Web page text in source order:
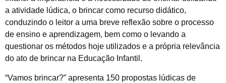
a atividade lúdica, o brincar como recurso didático,
conduzindo o leitor a uma breve reflexão sobre o processo
de ensino e aprendizagem, bem como o levando a
questionar os métodos hoje utilizados e a própria relevância
do ato de brincar na Educação Infantil.
“Vamos brincar?” apresenta 150 propostas lúdicas de